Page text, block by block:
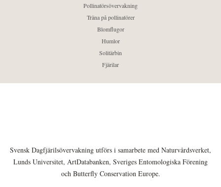
Pollinatörsövervakning
Träna på pollinatörer
Blomflugor
Humlor
Solitärbin
Fjärilar
Svensk Dagfjärilsövervakning utförs i samarbete med Naturvårdsverket,
Lunds Universitet, ArtDatabanken, Sveriges Entomologiska Förening
och Butterfly Conservation Europe.